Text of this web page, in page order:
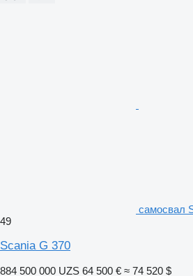
самосвал
49
Scania G 370
884 500 000 UZS 64 500 € ≈ 74 520 $